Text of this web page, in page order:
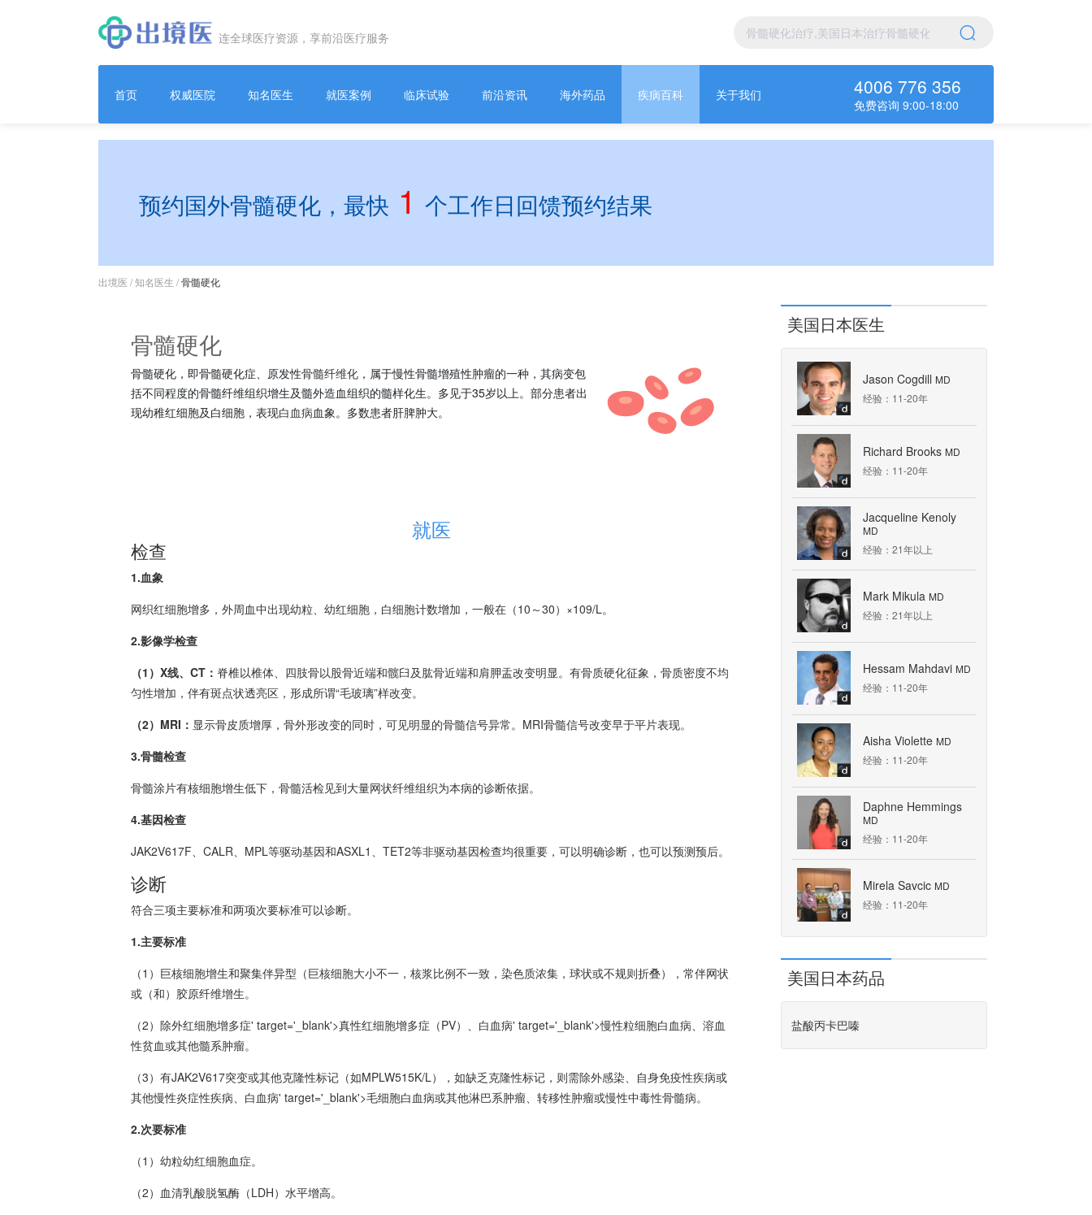
连全球医疗资源，享前沿医疗服务
首页 权威医院 知名医生 就医案例 临床试验 前沿资讯 海外药品 疾病百科 关于我们 4006 776 356
免费咨询 9:00-18:00
预约国外骨髓硬化，最快 1 个工作日回馈预约结果
出境医 /知名医生 /骨髓硬化
骨髓硬化
骨髓硬化，即骨髓硬化症、原发性骨髓纤维化 ，属于慢性骨髓增殖性肿瘤的一种，其病变包
括不同程度的骨髓纤维组织增生及髓外造血组织的髓样化生。多见于35岁以上。部分患者出
现幼稚红细胞及白细胞，表现白血病血象。多数患者肝脾肿大。
就医
检查
1.血象
网织红细胞增多，外周血中出现幼粒、幼红细胞，白细胞计数增加，一般在（10～30）×109/L。
2.影像学检查
（1）X线、CT： 脊椎以椎体、四肢骨以股骨近端和髋臼及肱骨近端和肩胛盂改变明显。有骨质硬化征象，骨质密度不均
匀性增加，伴有斑点状透亮区，形成所谓“毛玻璃”样改变。
（2）MRI： 显示骨皮质增厚，骨外形改变的同时，可见明显的骨髓信号异常。MRI骨髓信号改变早于平片表现。
3.骨髓检查
骨髓涂片有核细胞增生低下，骨髓活检见到大量网状纤维组织为本病的诊断依据。
4.基因检查
JAK2V617F、CALR、MPL等驱动基因和ASXL1、TET2等非驱动基因检查均很重要，可以明确诊断，也可以预测预后。
诊断
符合三项主要标准和两项次要标准可以诊断。
1.主要标准
（1）巨核细胞增生和聚集伴异型（巨核细胞大小不一，核浆比例不一致，染色质浓集，球状或不规则折叠），常伴网状
或（和）胶原纤维增生。
（2）除外红细胞增多症' target='_blank'>真性红细胞增多症 （PV）、 白血病' target='_blank'>慢性粒细胞白血病、 溶血
性贫血或其他髓系肿瘤。
（3）有JAK2V617突变或其他克隆性标记（如MPLW515K/L），如缺乏克隆性标记，则需除外感染、自身免疫性疾病或
其他慢性炎症性疾病、 白血病' target='_blank'>毛细胞白血病或其他淋巴系肿瘤、转移性肿瘤或慢性中毒性骨髓病。
2.次要标准
（1）幼粒幼红细胞血症。
（2）血清乳酸脱氢酶（LDH）水平增高。
美国日本医生
Jason Cogdill MD
经验：11-20年
Richard Brooks MD
经验：11-20年
Jacqueline Kenoly
MD
经验：21年以上
Mark Mikula MD
经验：21年以上
Hessam Mahdavi MD
经验：11-20年
Aisha Violette MD
经验：11-20年
Daphne Hemmings
MD
经验：11-20年
Mirela Savcic MD
经验：11-20年
美国日本药品
盐酸丙卡巴嗪